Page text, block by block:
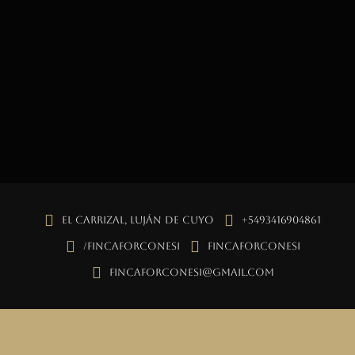
El Carrizal, Luján de Cuyo +5493416904861
/fincaforconesi fincaforconesi
fincaforconesi@gmail.com